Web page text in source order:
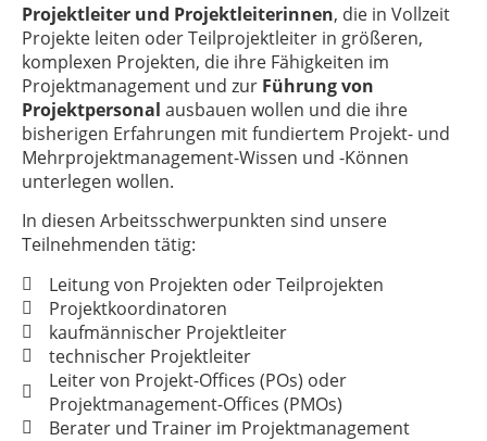
Projektleiter und Projektleiterinnen, die in Vollzeit
Projekte leiten oder Teilprojektleiter in größeren,
komplexen Projekten, die ihre Fähigkeiten im
Projektmanagement und zur Führung von
Projektpersonal ausbauen wollen und die ihre
bisherigen Erfahrungen mit fundiertem Projekt- und
Mehrprojektmanagement-Wissen und -Können
unterlegen wollen.
In diesen Arbeitsschwerpunkten sind unsere
Teilnehmenden tätig:
Leitung von Projekten oder Teilprojekten
Projektkoordinatoren
kaufmännischer Projektleiter
technischer Projektleiter
Leiter von Projekt-Offices (POs) oder
Projektmanagement-Offices (PMOs)
Berater und Trainer im Projektmanagement